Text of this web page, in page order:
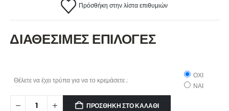
Πρόσθήκη στην λίστα επιθυμιών
ΔΙΑΘΕΣΙΜΕΣ ΕΠΙΛΟΓΕΣ
Θέλετε να έχει τρύπα για να το κρεμάσετε ;
ΟΧΙ
ΝΑΙ
ΠΡΟΣΘΉΚΗ ΣΤΟ ΚΑΛΆΘΙ